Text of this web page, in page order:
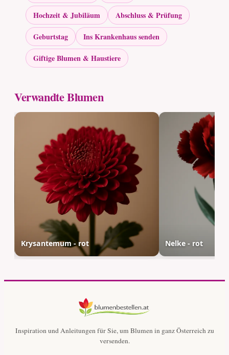
Hochzeit & Jubiläum
Abschluss & Prüfung
Geburtstag
Ins Krankenhaus senden
Giftige Blumen & Haustiere
Verwandte Blumen
Krysantemum - rot Nelke - rot
Inspiration und Anleitungen für Sie, um Blumen in ganz Österreich zu
versenden.